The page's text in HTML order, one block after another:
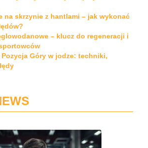
na skrzynie z hantlami – jak wykonać
– klucz do regeneracji i
Pozycja Góry w jodze: techniki,